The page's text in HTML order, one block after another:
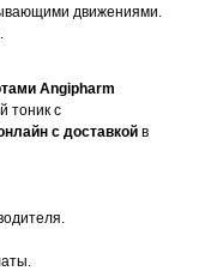
движениями.
Angipharm
тоник с
с доставкой в